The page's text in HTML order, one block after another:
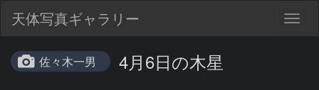
天体写真ギャラリー
佐々木一男 4月6日の木星